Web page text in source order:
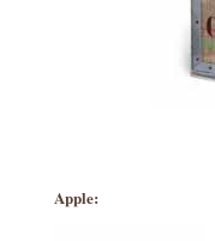
Apple: